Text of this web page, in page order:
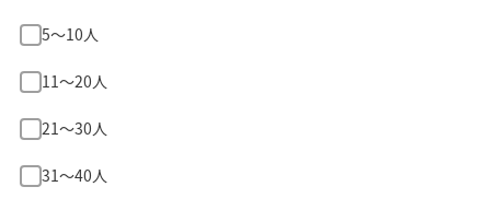
5〜10人
11〜20人
21〜30人
31〜40人